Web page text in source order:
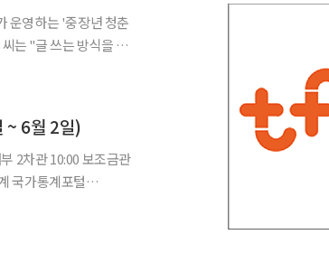
는 "글 쓰는 방식을 배
~ 6월 2일)
국가통계포털